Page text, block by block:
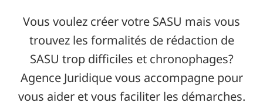
Vous voulez créer votre SASU mais vous
trouvez les formalités de rédaction de
SASU trop difficiles et chronophages?
Agence Juridique vous accompagne pour
vous aider et vous faciliter les démarches.